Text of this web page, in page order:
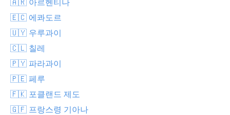
🇪🇨 에콰도르
🇺🇾 우루과이
🇨🇱 칠레
🇵🇾 파라과이
🇵🇪 페루
🇫🇰 포클랜드 제도
🇬🇫 프랑스령 기아나